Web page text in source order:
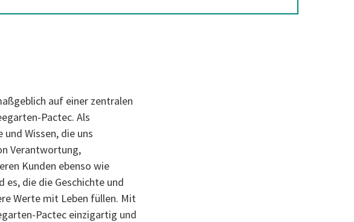
auf einer zentralen
Pactec. Als
Wissen, die uns
Verantwortung,
Kunden ebenso wie
die die Geschichte und
Werte mit Leben füllen. Mit
Pactec einzigartig und